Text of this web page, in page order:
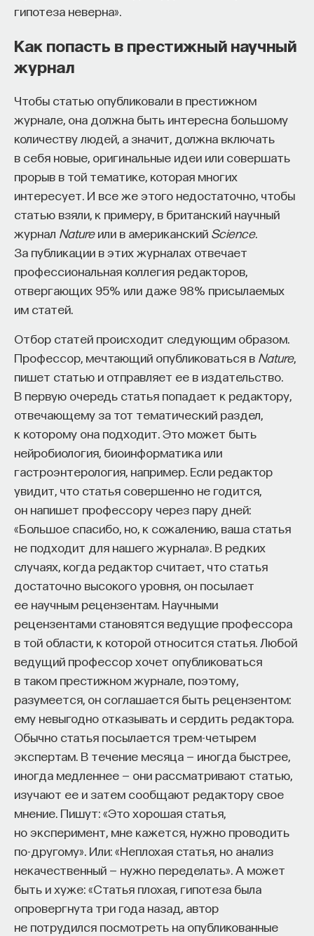
гипотеза неверна».
Как попасть в престижный научный
журнал
Чтобы статью опубликовали в престижном
журнале, она должна быть интересна большому
количеству людей, а значит, должна включать
в себя новые, оригинальные идеи или совершать
прорыв в той тематике, которая многих
интересует. И все же этого недостаточно, чтобы
статью взяли, к примеру, в британский научный
журнал Natureили в американский Science.
За публикации в этих журналах отвечает
профессиональная коллегия редакторов,
отвергающих 95% или даже 98% присылаемых
им статей.
Отбор статей происходит следующим образом.
Профессор, мечтающий опубликоваться в Nature,
пишет статью и отправляет ее в издательство.
В первую очередь статья попадает к редактору,
отвечающему за тот тематический раздел,
к которому она подходит. Это может быть
нейробиология, биоинформатика или
гастроэнтерология, например. Если редактор
увидит, что статья совершенно не годится,
он напишет профессору через пару дней:
«Большое спасибо, но, к сожалению, ваша статья
не подходит для нашего журнала». В редких
случаях, когда редактор считает, что статья
достаточно высокого уровня, он посылает
ее научным рецензентам. Научными
рецензентами становятся ведущие профессора
в той области, к которой относится статья. Любой
ведущий профессор хочет опубликоваться
в таком престижном журнале, поэтому,
разумеется, он соглашается быть рецензентом:
ему невыгодно отказывать и сердить редактора.
Обычно статья посылается трем-четырем
экспертам. В течение месяца — иногда быстрее,
иногда медленнее — они рассматривают статью,
изучают ее и затем сообщают редактору свое
мнение. Пишут: «Это хорошая статья,
но эксперимент, мне кажется, нужно проводить
по-другому». Или: «Неплохая статья, но анализ
некачественный — нужно переделать». А может
быть и хуже: «Статья плохая, гипотеза была
опровергнута три года назад, автор
не потрудился посмотреть на опубликованные
Исследователи обнаружили, что престиж степени
является не самым значимым фактором. Ранняя
продуктивность, еще до получения первой
позиции, позволяет наилучшим образом
предсказать, как часто в будущем
преподаватели будут писать статьи и книги. Еще
более важным эффектом оказывается
профессиональная среда. Исследования
показали, что по сравнению с прежней средой,
где человек получил степень, новая среда,
в которую он попадает, оказывает более
существенное влияние на его последующую
продуктивность. В этом смысле университет, где
продолжается академическая карьера, играет
большую роль, чем университет, который готовил
его к этой карьере.
Продуктивность является следствием,
а не причиной получения хорошей работы. Новая
как другие начинают терять все заложенные
прежней средой преимущества, если оказались
не в том месте. Для этого есть много причин.
Более престижный департамент
в исследовательском университете предлагает
больше ресурсов для проведения исследований,
более стимулирующую атмосферу — ежедневные
соприкосновения с талантливыми коллегами
Crane, Diana. 1970. "The academic marketplace
revisited." American Journal of Sociology 75:953–64.
Long, J. Scott.1978. "Productivity and academic
position in the scientific career." American
Sociological Review 43:889–908.
Allison, Paul and J. Scott Long.1990. "Departmental
effects on scientific productivity." American
Sociological Review 55:469–478.
IV. Стратегии университетов
Почему же тогда престиж степени имеет такое
значение при найме? Ответ на этот вопрос
может лежать в плоскости, не связанной
с предсказанием исследовательской
продуктивности. Людей нанимают из-за
их репутации, а не из-за того, на чем она
предположительно основывается. Департаменты